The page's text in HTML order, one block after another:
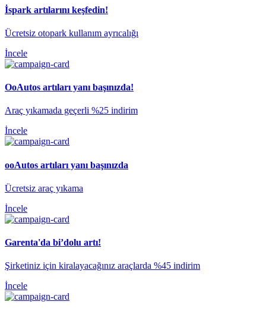
İspark artılarını keşfedin!
​Ücretsiz otopark kullanım ayrıcalığı
İncele
OoAutos artıları yanı başınızda!
​Araç yıkamada geçerli %25 indirim
İncele
ooAutos artıları yanı başınızda
​Ücretsiz araç yıkama
İncele
Garenta'da bi’dolu artı!
Şirketiniz için kiralayacağınız araçlarda %45 indirim
İncele